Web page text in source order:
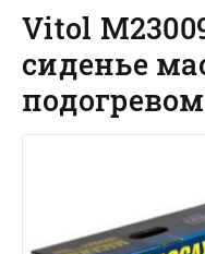
Vitol
сиденье